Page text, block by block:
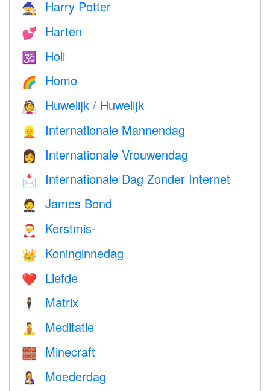
🧙 Harry Potter
💕 Harten
🕉 Holi
🌈 Homo
👰 Huwelijk / Huwelijk
👱 Internationale Mannendag
👩 Internationale Vrouwendag
📩 Internationale Dag Zonder Internet
🤵 James Bond
🎅 Kerstmis-
👑 Koninginnedag
❤️️ Liefde
🕴️ Matrix
🧘 Meditatie
🧱 Minecraft
🤱 Moederdag